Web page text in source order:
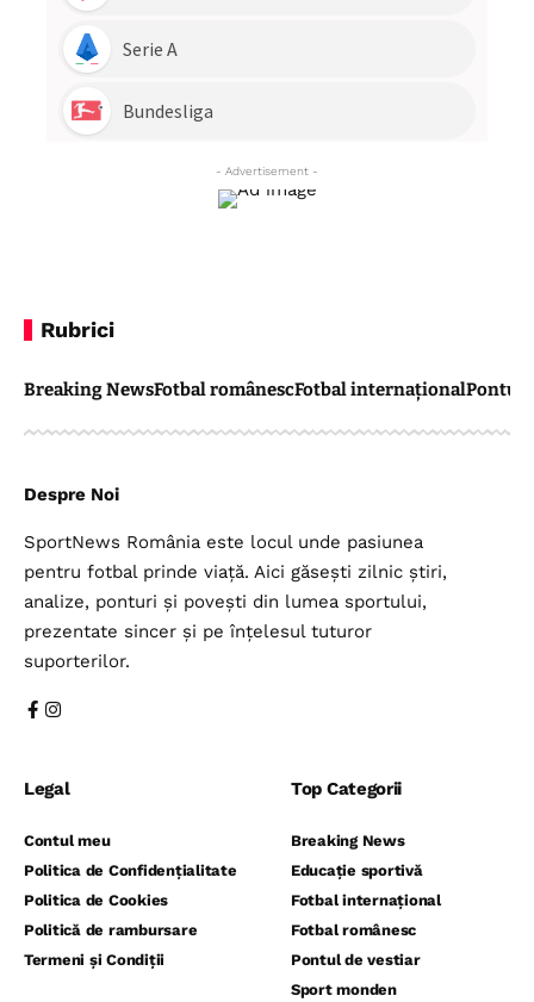
- Advertisement -
Rubrici
Breaking NewsFotbal românescFotbal internaționalPontul
Despre Noi
SportNews România este locul unde pasiunea
pentru fotbal prinde viață. Aici găsești zilnic știri,
analize, ponturi și povești din lumea sportului,
prezentate sincer și pe înțelesul tuturor
suporterilor.
Legal
Contul meu
Politica de Confidențialitate
Politica de Cookies
Politică de rambursare
Termeni și Condiții
Top Categorii
Breaking News
Educație sportivă
Fotbal internațional
Fotbal românesc
Pontul de vestiar
Sport monden